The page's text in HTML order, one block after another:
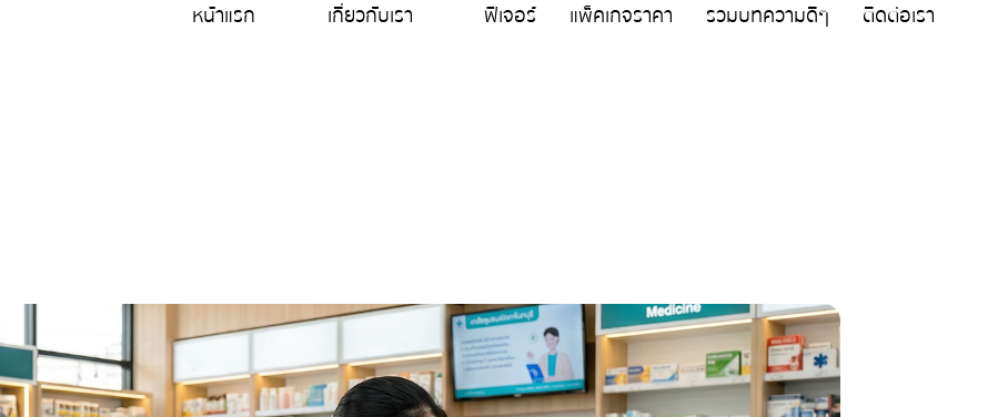
หน้าแรก เกี่ยวกับเรา ฟีเจอร์ แพ็คเกจราคา รวมบทความดีๆ ติดต่อเรา